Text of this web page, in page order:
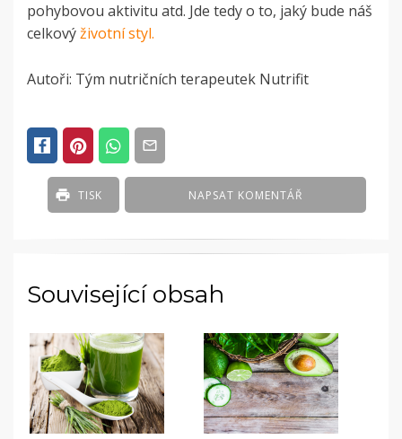
pohybovou aktivitu atd. Jde tedy o to, jaký bude náš
celkovýživotní styl.
Autoři: Tým nutričních terapeutek Nutrifit
IN
ČLÁNKY
NAPSAT KOMENTÁŘ
TISK
Související obsah